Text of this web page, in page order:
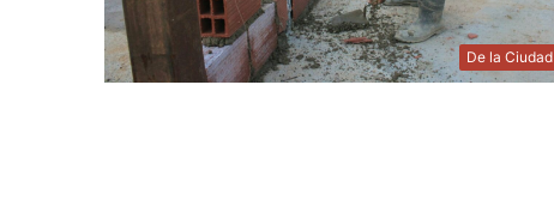
De la Ciudad